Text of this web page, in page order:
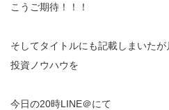
こうご期待！！！
そしてタイトルにも記載しまいた
投資ノウハウを
今日の20時LINE＠にて